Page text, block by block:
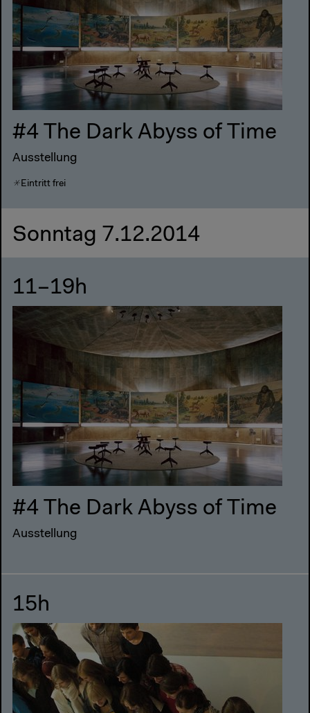
#4 The Dark Abyss of Time
Ausstellung
Eintritt frei
Sonntag 7.12.2014
11–19h
#4 The Dark Abyss of Time
Ausstellung
15h